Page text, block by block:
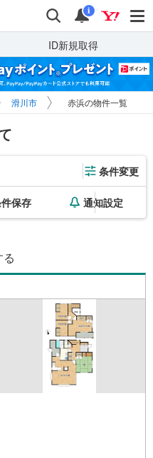
検索 通知
i
ID新規取得
滑川市 赤浜の物件一覧
条件変更
保存 通知設定